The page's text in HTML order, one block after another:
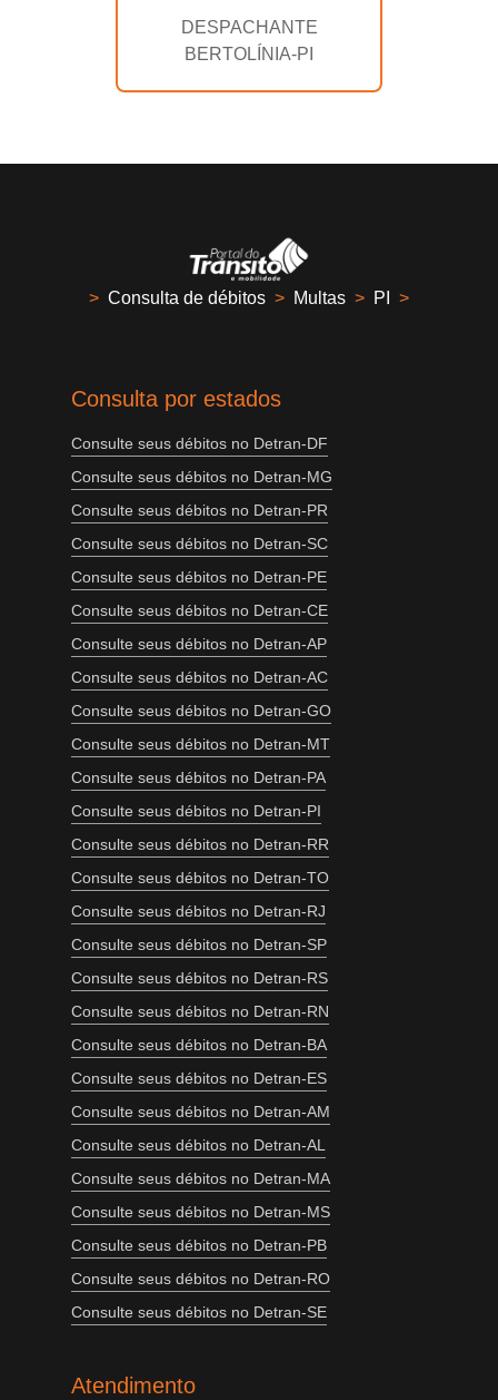
DESPACHANTE
BERTOLÍNIA-PI
> Consulta de débitos > Multas > PI >
Consulta por estados
Consulte seus débitos no Detran-DF
Consulte seus débitos no Detran-MG
Consulte seus débitos no Detran-PR
Consulte seus débitos no Detran-SC
Consulte seus débitos no Detran-PE
Consulte seus débitos no Detran-CE
Consulte seus débitos no Detran-AP
Consulte seus débitos no Detran-AC
Consulte seus débitos no Detran-GO
Consulte seus débitos no Detran-MT
Consulte seus débitos no Detran-PA
Consulte seus débitos no Detran-PI
Consulte seus débitos no Detran-RR
Consulte seus débitos no Detran-TO
Consulte seus débitos no Detran-RJ
Consulte seus débitos no Detran-SP
Consulte seus débitos no Detran-RS
Consulte seus débitos no Detran-RN
Consulte seus débitos no Detran-BA
Consulte seus débitos no Detran-ES
Consulte seus débitos no Detran-AM
Consulte seus débitos no Detran-AL
Consulte seus débitos no Detran-MA
Consulte seus débitos no Detran-MS
Consulte seus débitos no Detran-PB
Consulte seus débitos no Detran-RO
Consulte seus débitos no Detran-SE
Atendimento